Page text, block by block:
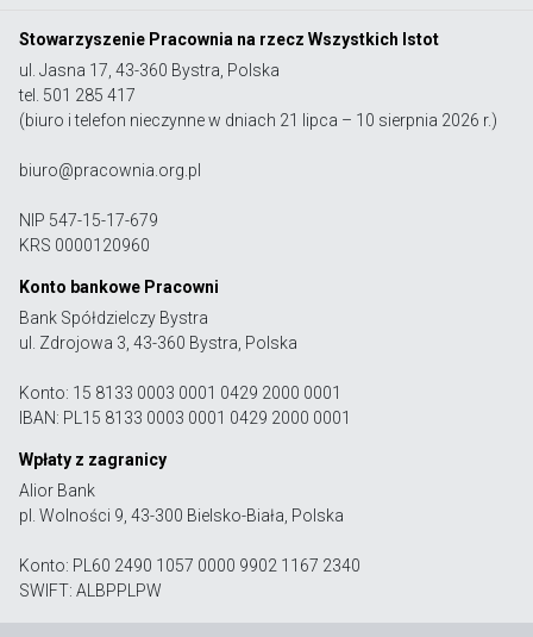
Stowarzyszenie Pracownia na rzecz Wszystkich Istot
ul. Jasna 17, 43-360 Bystra, Polska
tel. 501 285 417
(biuro i telefon nieczynne w dniach 21 lipca – 10 sierpnia 2026 r.)
biuro@pracownia.org.pl
NIP 547-15-17-679
KRS 0000120960
Konto bankowe Pracowni
Bank Spółdzielczy Bystra
ul. Zdrojowa 3, 43-360 Bystra, Polska
Konto: 15 8133 0003 0001 0429 2000 0001
IBAN: PL15 8133 0003 0001 0429 2000 0001
Wpłaty z zagranicy
Alior Bank
pl. Wolności 9, 43-300 Bielsko-Biała, Polska
Konto: PL60 2490 1057 0000 9902 1167 2340
SWIFT: ALBPPLPW